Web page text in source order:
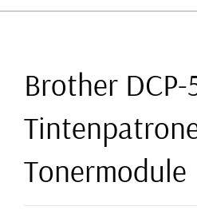
Brother DCP-
Tonermodule